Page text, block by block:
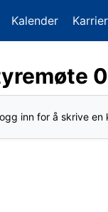
Kalender
inn for å skrive en